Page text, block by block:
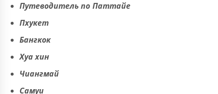
Путеводитель по Паттайе
Пхукет
Бангкок
Хуа хин
Чиангмай
Самуи